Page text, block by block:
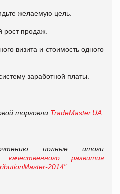
желаемую цель.
рост продаж.
визита и стоимость одного
заработной платы.
торговли TradeMaster.UA
полные итоги
качественного развития
2014"